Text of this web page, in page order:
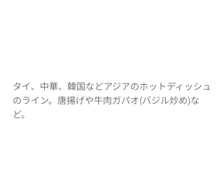
タイ、中華、韓国などアジアのホットディッシュ
のライン。唐揚げや牛肉ガパオ(バジル炒め)な
ど。